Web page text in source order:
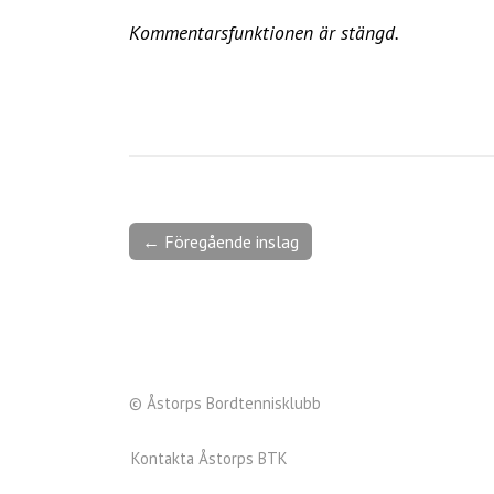
Kommentarsfunktionen är stängd.
← Föregående inslag
© Åstorps Bordtennisklubb
Kontakta Åstorps BTK